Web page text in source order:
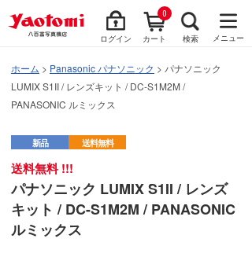
ログイン カート
0
検索 メニュー
ホーム > Panasonic パナソニック > パナソニック
LUMIX S1II / レンズキット / DC-S1M2M /
PANASONIC ルミックス
新品 送料無料
送料無料 !!!
パナソニック LUMIX S1II / レンズ
キット / DC-S1M2M / PANASONIC
ルミックス